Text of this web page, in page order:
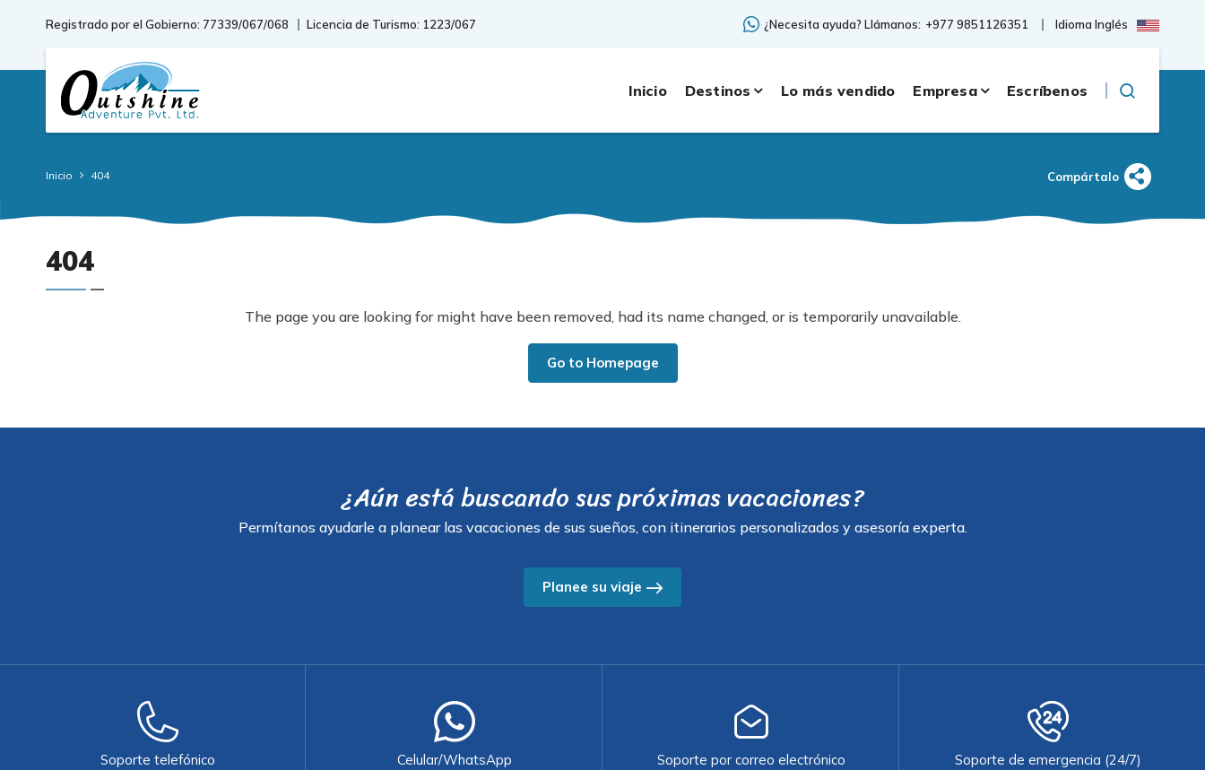
Registrado por el Gobierno: 77339/067/068 Licencia de Turismo: 1223/067 ¿Necesita ayuda? Llámanos: +977 9851126351 Idioma Inglés
Inicio Destinos Lo más vendido Empresa Escríbenos
Inicio 404 Compártalo
404
The page you are looking for might have been removed, had its name changed, or is temporarily unavailable.
Go to Homepage
¿Aún está buscando sus próximas vacaciones?
Permítanos ayudarle a planear las vacaciones de sus sueños, con itinerarios personalizados y asesoría experta.
Planee su viaje
Soporte telefónico Celular/WhatsApp Soporte por correo electrónico Soporte de emergencia (24/7)